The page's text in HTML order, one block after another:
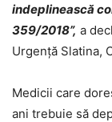
indeplinească
359/2018”, a
Urgență Slatina,
Medicii care
ani trebuie să